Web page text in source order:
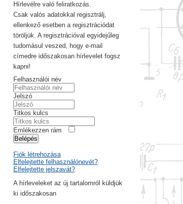
Hírlevélre való feliratkozás.
Csak valós adatokkal regisztrálj,
ellenkező esetben a regisztrációdat
töröljük. A regisztrációval egyidejűleg
tudomásul veszed, hogy e-mail
címedre időszakosan hírlevelet fogsz
kapni!
Felhasználói név
Jelszó
Titkos kulcs
Emlékezzen rám
Belépés
Fiók létrehozása
Elfelejtette felhasználónevét?
Elfelejtette jelszavát?
A hírleveleket az új tartalomról küldjük
ki időszakosan